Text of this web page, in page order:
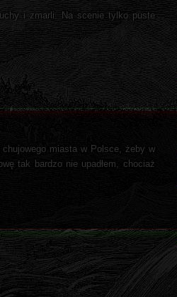
i zmarli. Na scenie tylko puste
miasta w Polsce, żeby w
tak bardzo nie upadłem, chociaż